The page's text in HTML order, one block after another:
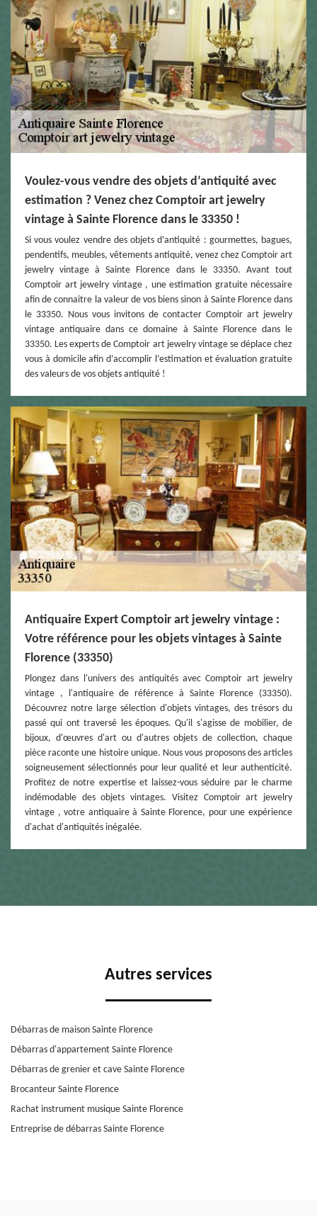
Voulez-vous vendre des objets d’antiquité avec
estimation ? Venez chez Comptoir art jewelry
vintage à Sainte Florence dans le 33350 !
Si vous voulez vendre des objets d’antiquité : gourmettes, bagues,
pendentifs, meubles, vêtements antiquité, venez chez Comptoir art
jewelry vintage à Sainte Florence dans le 33350. Avant tout
Comptoir art jewelry vintage , une estimation gratuite nécessaire
afin de connaitre la valeur de vos biens sinon à Sainte Florence dans
le 33350. Nous vous invitons de contacter Comptoir art jewelry
vintage antiquaire dans ce domaine à Sainte Florence dans le
33350. Les experts de Comptoir art jewelry vintage se déplace chez
vous à domicile afin d’accomplir l’estimation et évaluation gratuite
des valeurs de vos objets antiquité !
Antiquaire Expert Comptoir art jewelry vintage :
Votre référence pour les objets vintages à Sainte
Florence (33350)
Plongez dans l'univers des antiquités avec Comptoir art jewelry
vintage , l'antiquaire de référence à Sainte Florence (33350).
Découvrez notre large sélection d'objets vintages, des trésors du
passé qui ont traversé les époques. Qu'il s'agisse de mobilier, de
bijoux, d'œuvres d'art ou d'autres objets de collection, chaque
pièce raconte une histoire unique. Nous vous proposons des articles
soigneusement sélectionnés pour leur qualité et leur authenticité.
Profitez de notre expertise et laissez-vous séduire par le charme
indémodable des objets vintages. Visitez Comptoir art jewelry
vintage , votre antiquaire à Sainte Florence, pour une expérience
d'achat d'antiquités inégalée.
Autres services
Débarras de maison Sainte Florence
Débarras d'appartement Sainte Florence
Débarras de grenier et cave Sainte Florence
Brocanteur Sainte Florence
Rachat instrument musique Sainte Florence
Entreprise de débarras Sainte Florence